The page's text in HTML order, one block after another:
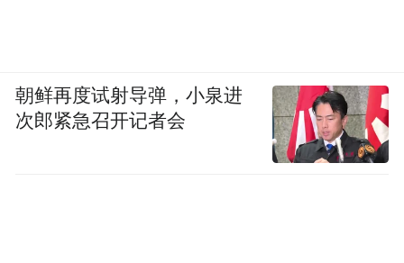
朝鲜再度试射导弹，小泉进
次郎紧急召开记者会